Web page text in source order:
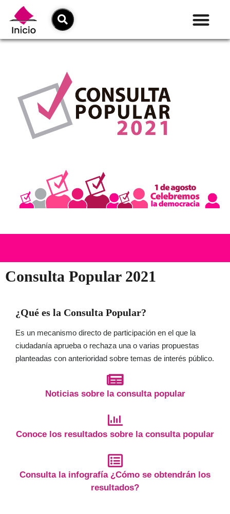
Consulta Popular 2021
¿Qué es la Consulta Popular?
Es un mecanismo directo de participación en el que la
ciudadanía aprueba o rechaza una o varias propuestas
planteadas con anterioridad sobre temas de interés público.
Noticias sobre la consulta popular
Conoce los resultados sobre la consulta popular
Consulta la infografía ¿Cómo se obtendrán los
resultados?